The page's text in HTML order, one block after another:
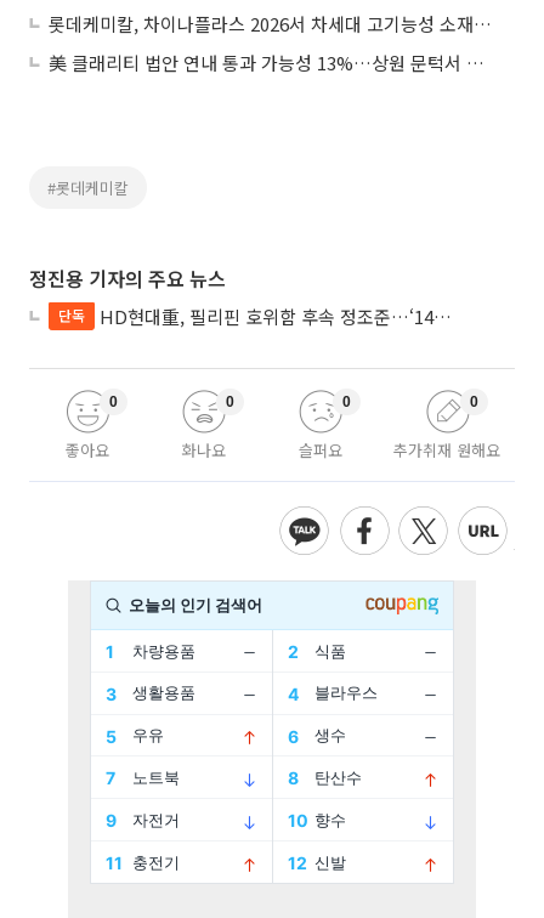
롯데케미칼, 차이나플라스 2026서 차세대 고기능성 소재 솔루션 선보여
美 클래리티 법안 연내 통과 가능성 13%…상원 문턱서 제동
#롯데케미칼
정진용 기자의 주요 뉴스
단독 HD현대重, 필리핀 호위함 후속 정조준…‘14척+α’ 싹쓸이 노린다
좋아요
0
화나요
0
슬퍼요
0
추가취재 원해요
0